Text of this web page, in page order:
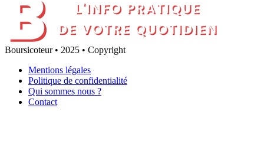
Boursicoteur • 2025 • Copyright
Mentions légales
Politique de confidentialité
Qui sommes nous ?
Contact